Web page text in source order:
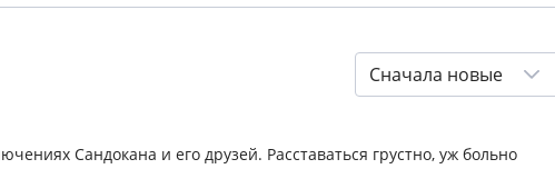
Сначала новые
Сандокана и его друзей. Расставаться грустно, уж больно